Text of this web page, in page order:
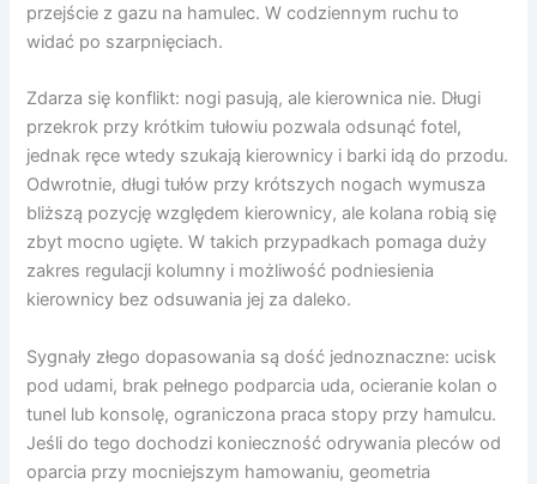
przejście z gazu na hamulec. W codziennym ruchu to
widać po szarpnięciach.
Zdarza się konflikt: nogi pasują, ale kierownica nie. Długi
przekrok przy krótkim tułowiu pozwala odsunąć fotel,
jednak ręce wtedy szukają kierownicy i barki idą do przodu.
Odwrotnie, długi tułów przy krótszych nogach wymusza
bliższą pozycję względem kierownicy, ale kolana robią się
zbyt mocno ugięte. W takich przypadkach pomaga duży
zakres regulacji kolumny i możliwość podniesienia
kierownicy bez odsuwania jej za daleko.
Sygnały złego dopasowania są dość jednoznaczne: ucisk
pod udami, brak pełnego podparcia uda, ocieranie kolan o
tunel lub konsolę, ograniczona praca stopy przy hamulcu.
Jeśli do tego dochodzi konieczność odrywania pleców od
oparcia przy mocniejszym hamowaniu, geometria